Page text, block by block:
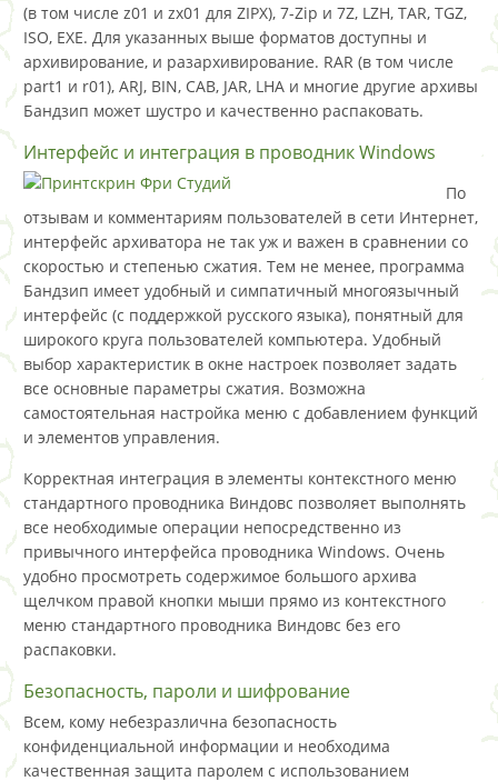
(в том числе z01 и zx01 для ZIPX), 7-Zip и 7Z, LZH, TAR, TGZ,
ISO, EXE. Для указанных выше форматов доступны и
архивирование, и разархивирование. RAR (в том числе
part1 и r01), ARJ, BIN, CAB, JAR, LHA и многие другие архивы
Бандзип может шустро и качественно распаковать.
Интерфейс и интеграция в проводник Windows
По
отзывам и комментариям пользователей в сети Интернет,
интерфейс архиватора не так уж и важен в сравнении со
скоростью и степенью сжатия. Тем не менее, программа
Бандзип имеет удобный и симпатичный многоязычный
интерфейс (с поддержкой русского языка), понятный для
широкого круга пользователей компьютера. Удобный
выбор характеристик в окне настроек позволяет задать
все основные параметры сжатия. Возможна
самостоятельная настройка меню с добавлением функций
и элементов управления.
Корректная интеграция в элементы контекстного меню
стандартного проводника Виндовс позволяет выполнять
все необходимые операции непосредственно из
привычного интерфейса проводника Windows. Очень
удобно просмотреть содержимое большого архива
щелчком правой кнопки мыши прямо из контекстного
меню стандартного проводника Виндовс без его
распаковки.
Безопасность, пароли и шифрование
Всем, кому небезразлична безопасность
конфиденциальной информации и необходима
качественная защита паролем с использованием